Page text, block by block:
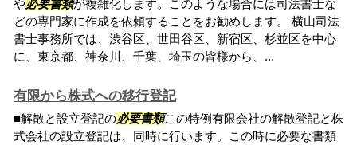
や必要書類が複雑化します。このような場合には司法書士な
どの専門家に作成を依頼することをお勧めします。 横山司法
書士事務所では、渋谷区、世田谷区、新宿区、杉並区を中心
に、東京都、神奈川、千葉、埼玉の皆様から、...
有限から株式への移行登記
■解散と設立登記の必要書類この特例有限会社の解散登記と株
式会社の設立登記は、同時に行います。この時に必要な書類